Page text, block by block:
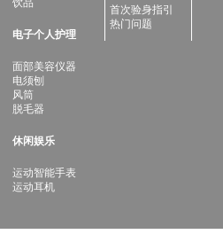
电子个人护理
面部美容仪器
电须刨
风筒
脱毛器
休闲娱乐
运动智能手表
运动耳机
首次验身指引
热门问题